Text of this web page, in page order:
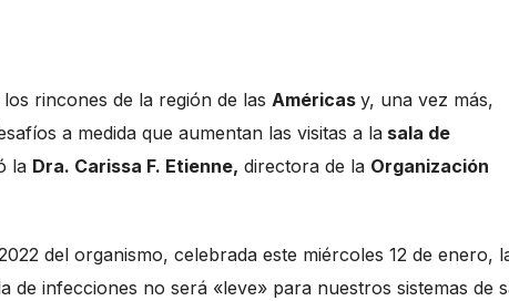
rincones de la región de las Américas y, una vez más,
a medida que aumentan las visitas a la sala de
la Dra. Carissa F. Etienne, directora de la Organización
del organismo, celebrada este miércoles 12 de enero,
de infecciones no será «leve» para nuestros sistemas de